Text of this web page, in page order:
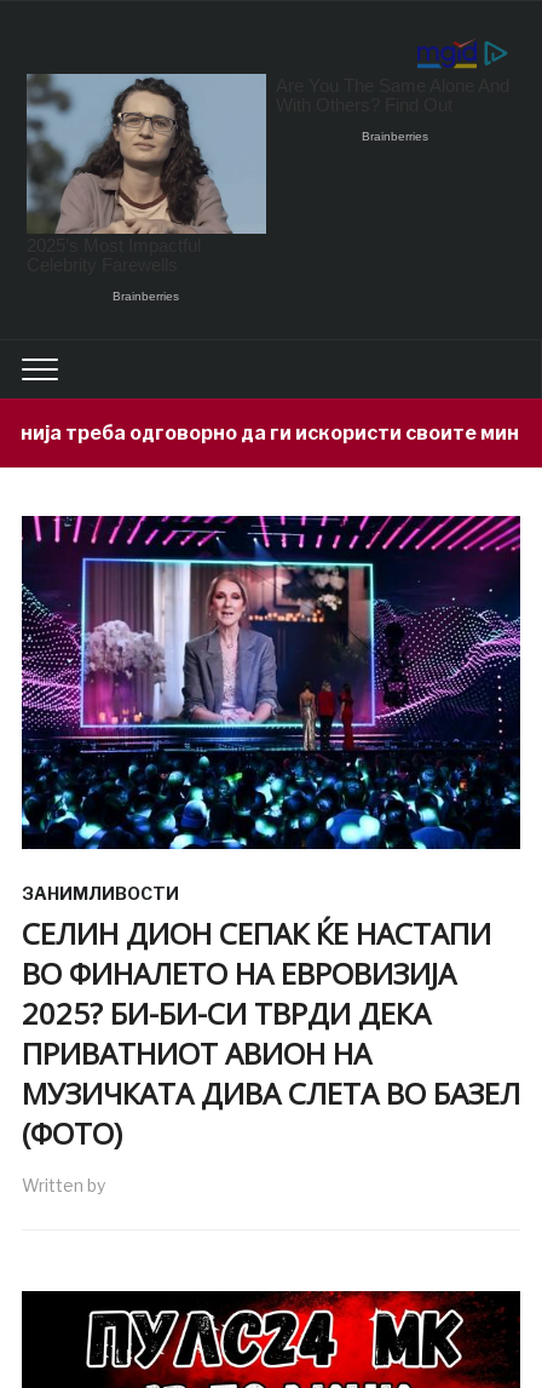
да ги искористи своите минерални богатства
ЗАНИМЛИВОСТИ
СЕЛИН ДИОН СЕПАК ЌЕ НАСТАПИ
ВО ФИНАЛЕТО НА ЕВРОВИЗИЈА
2025? БИ-БИ-СИ ТВРДИ ДЕКА
ПРИВАТНИОТ АВИОН НА
МУЗИЧКАТА ДИВА СЛЕТА ВО БАЗЕЛ
(ФОТО)
Written by